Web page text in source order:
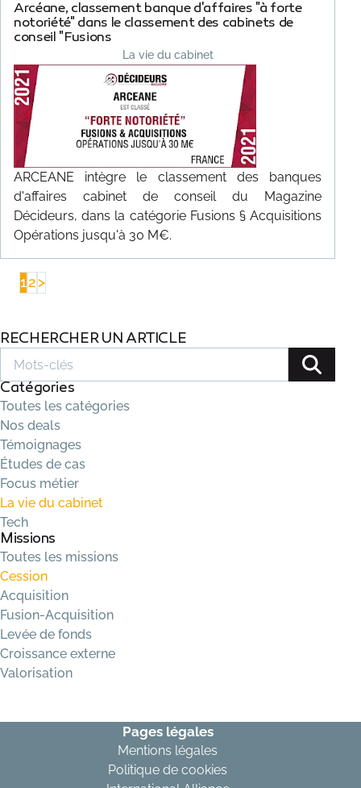
Arcéane, classement banque d'affaires "à forte
notoriété" dans le classement des cabinets de
conseil "Fusions
La vie du cabinet
ARCEANE intègre le classement des banques
d'affaires cabinet de conseil du Magazine
Décideurs, dans la catégorie Fusions § Acquisitions
Opérations jusqu'à 30 M€.
12>
RECHERCHER UN ARTICLE
Catégories
Toutes les catégories
Nos deals
Témoignages
Études de cas
Focus métier
La vie du cabinet
Tech
Missions
Toutes les missions
Cession
Acquisition
Fusion-Acquisition
Levée de fonds
Croissance externe
Valorisation
Pages légales
Mentions légales
Politique de cookies